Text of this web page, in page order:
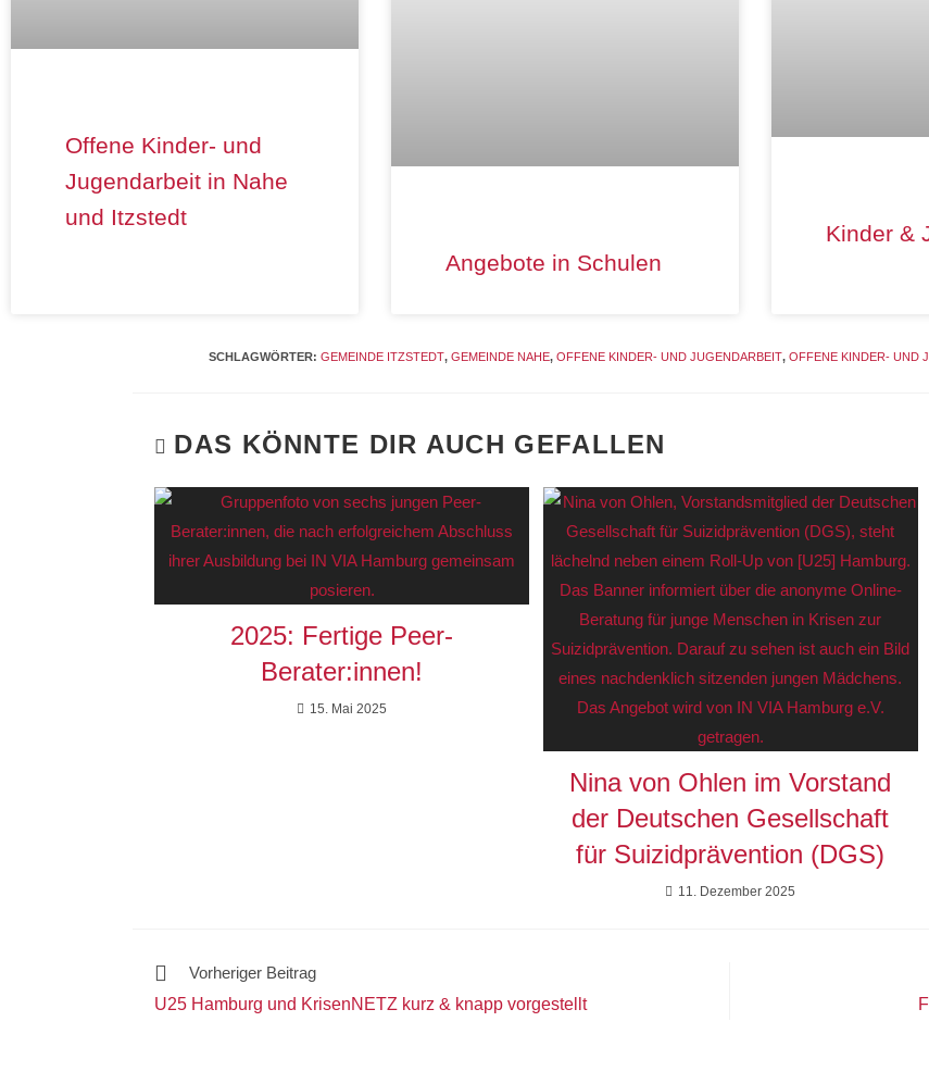
Offene Kinder- und
Jugendarbeit in Nahe
und Itzstedt
Angebote in Schulen
Kinder &
SCHLAGWÖRTER: GEMEINDE ITZSTEDT, GEMEINDE NAHE, OFFENE KINDER- UND JUGENDARBEIT, OFFENE KINDER- UND
DAS KÖNNTE DIR AUCH GEFALLEN
2025: Fertige Peer-
Berater:innen!
15. Mai 2025
Nina von Ohlen im Vorstand
der Deutschen Gesellschaft
für Suizidprävention (DGS)
11. Dezember 2025
Vorheriger Beitrag
U25 Hamburg und KrisenNETZ kurz & knapp vorgestellt